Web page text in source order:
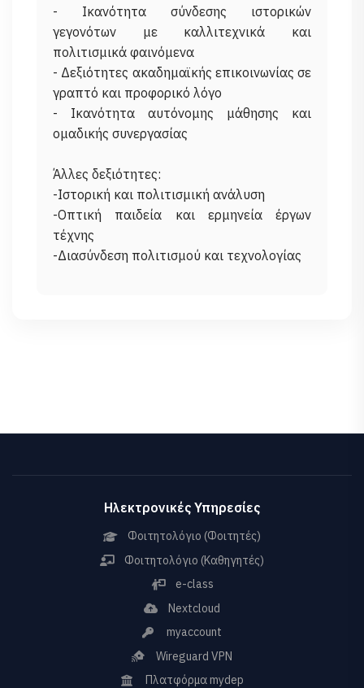
- Ικανότητα σύνδεσης ιστορικών
γεγονότων με καλλιτεχνικά και
πολιτισμικά φαινόμενα
- Δεξιότητες ακαδημαϊκής επικοινωνίας σε
γραπτό και προφορικό λόγο
- Ικανότητα αυτόνομης μάθησης και
ομαδικής συνεργασίας
Άλλες δεξιότητες:
-Ιστορική και πολιτισμική ανάλυση
-Οπτική παιδεία και ερμηνεία έργων
τέχνης
Ηλεκτρονικές Υπηρεσίες
Φοιτητολόγιο (Φοιτητές)
Φοιτητολόγιο (Καθηγητές)
e-class
Nextcloud
myaccount
Wireguard VPN
Πλατφόρμα mydep